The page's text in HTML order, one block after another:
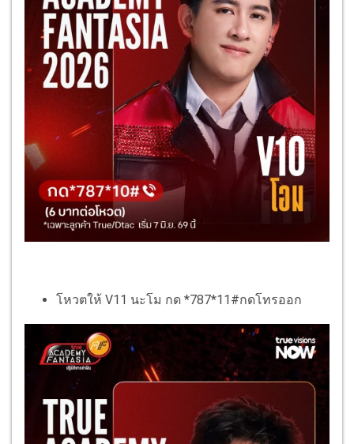
โหวตให้ V11 นะโม กด *787*11#กดโทรออก